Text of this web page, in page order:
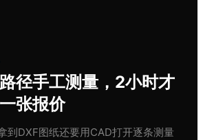
径手工测量，2小时才
张报价
到DXF图纸还要用CAD打开逐条测量